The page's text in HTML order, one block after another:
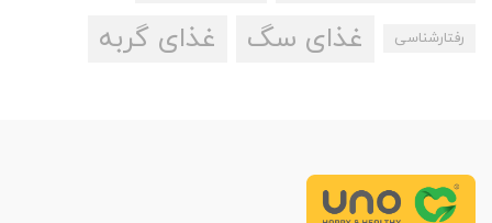
رفتارشناسی غذای سگ غذای گربه